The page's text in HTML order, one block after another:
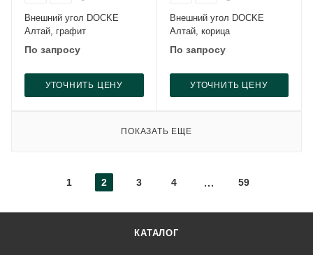
Внешний угол DOCKE
Алтай, графит
По запросу
УТОЧНИТЬ ЦЕНУ
Внешний угол DOCKE
Алтай, корица
По запросу
УТОЧНИТЬ ЦЕНУ
ПОКАЗАТЬ ЕЩЕ
1 2 3 4 59
КАТАЛОГ